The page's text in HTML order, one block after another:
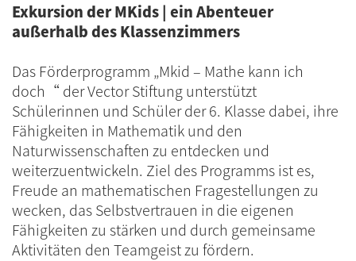
Exkursion der MKids | ein Abenteuer
außerhalb des Klassenzimmers
Das Förderprogramm „Mkid – Mathe kann ich
doch“ der Vector Stiftung unterstützt
Schülerinnen und Schüler der 6. Klasse dabei, ihre
Fähigkeiten in Mathematik und den
Naturwissenschaften zu entdecken und
weiterzuentwickeln. Ziel des Programms ist es,
Freude an mathematischen Fragestellungen zu
wecken, das Selbstvertrauen in die eigenen
Fähigkeiten zu stärken und durch gemeinsame
Aktivitäten den Teamgeist zu fördern.